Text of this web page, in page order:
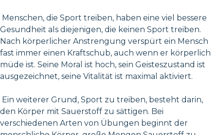
Menschen, die Sport treiben, haben eine viel bessere
Gesundheit als diejenigen, die keinen Sport treiben.
Nach körperlicher Anstrengung verspürt ein Mensch
fast immer einen Kraftschub, auch wenn er körperlich
müde ist. Seine Moral ist hoch, sein Geisteszustand ist
ausgezeichnet, seine Vitalität ist maximal aktiviert.
Ein weiterer Grund, Sport zu treiben, besteht darin,
den Körper mit Sauerstoff zu sättigen. Bei
verschiedenen Arten von Übungen beginnt der